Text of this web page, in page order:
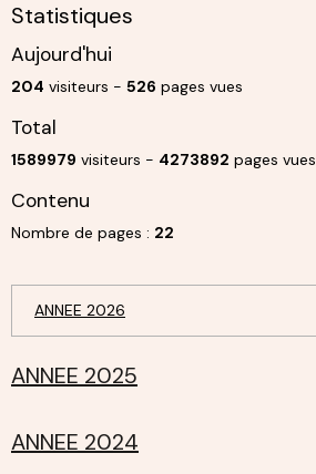
Statistiques
Aujourd'hui
204 visiteurs - 526 pages vues
Total
1589979 visiteurs - 4273892 pages vues
Contenu
Nombre de pages : 22
ANNEE 2026
ANNEE 2025
ANNEE 2024